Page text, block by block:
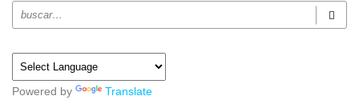
Powered by Translate